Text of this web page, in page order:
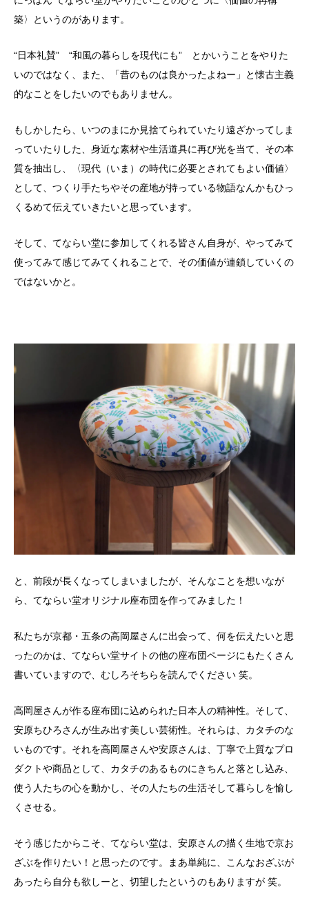
築〉というのがあります。
“日本礼賛” “和風の暮らしを現代にも” とかいうことをやりた
いのではなく、また、「昔のものは良かったよねー」と懐古主義
的なことをしたいのでもありません。
もしかしたら、いつのまにか見捨てられていたり遠ざかってしま
っていたりした、身近な素材や生活道具に再び光を当て、その本
質を抽出し、〈現代（いま）の時代に必要とされてもよい価値〉
として、つくり手たちやその産地が持っている物語なんかもひっ
くるめて伝えていきたいと思っています。
そして、てならい堂に参加してくれる皆さん自身が、やってみて
使ってみて感じてみてくれることで、その価値が連鎖していくの
ではないかと。
と、前段が長くなってしまいましたが、そんなことを想いなが
ら、てならい堂オリジナル座布団を作ってみました！
私たちが京都・五条の高岡屋さんに出会って、何を伝えたいと思
ったのかは、てならい堂サイトの他の座布団ページにもたくさん
書いていますので、むしろそちらを読んでください 笑。
高岡屋さんが作る座布団に込められた日本人の精神性。そして、
安原ちひろさんが生み出す美しい芸術性。それらは、カタチのな
いものです。それを高岡屋さんや安原さんは、丁寧で上質なプロ
ダクトや商品として、カタチのあるものにきちんと落とし込み、
使う人たちの心を動かし、その人たちの生活そして暮らしを愉し
くさせる。
そう感じたからこそ、てならい堂は、安原さんの描く生地で京お
ざぶを作りたい！と思ったのです。まあ単純に、こんなおざぶが
あったら自分も欲しーと、切望したというのもありますが 笑。